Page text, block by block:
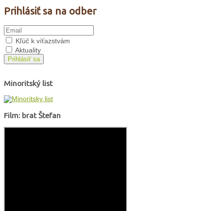
Prihlásiť sa na odber
Kľúč k víťazstvám
Aktuality
Prihlásiť sa
Minoritský list
Film: brat Štefan